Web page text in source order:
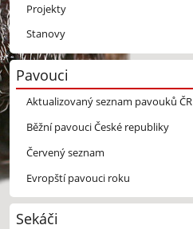
Projekty
Stanovy
Pavouci
Aktualizovaný seznam pavouků ČR
Běžní pavouci České republiky
Červený seznam
Evropští pavouci roku
Sekáči